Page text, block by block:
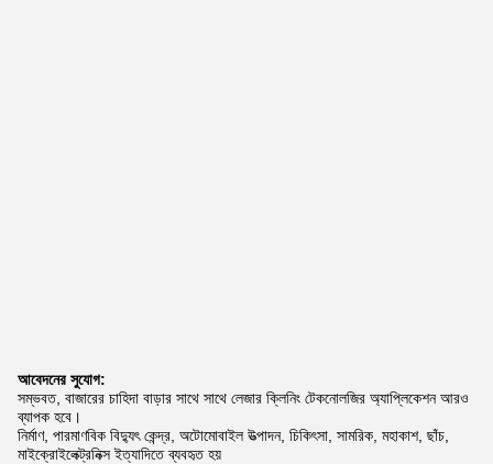
আবেদনের সুযোগ:
সম্ভবত, বাজারের চাহিদা বাড়ার সাথে সাথে লেজার ক্লিনিং টেকনোলজির অ্যাপ্লিকেশন আরও
ব্যাপক হবে।
নির্মাণ, পারমাণবিক বিদ্যুৎ কেন্দ্র, অটোমোবাইল উত্পাদন, চিকিৎসা, সামরিক, মহাকাশ, ছাঁচ,
মাইক্রোইলেক্ট্রনিক্স ইত্যাদিতে ব্যবহৃত হয়